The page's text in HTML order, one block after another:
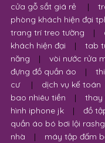
cửa gỗ sắt giá rẻ
|
phòng khách hiện đại
trang trí treo tường
|
khách hiện đại
|
tab
năng
| vòi nước rửa
đựng đồ quần áo
|
cư
| dịch vụ kế toán
bao nhiêu tiền
| thay
hình iphone jk
| đồ
quần áo bó bơi lội
nhà
|
máy tập đấm